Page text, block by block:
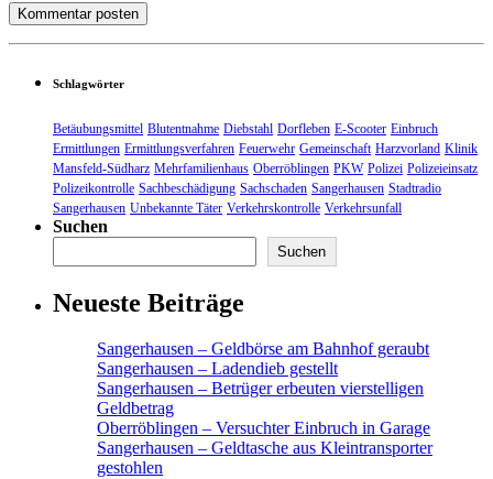
Schlagwörter
Betäubungsmittel Blutentnahme Diebstahl Dorfleben E-Scooter Einbruch
Ermittlungen Ermittlungsverfahren Feuerwehr Gemeinschaft Harzvorland Klinik
Mansfeld-Südharz Mehrfamilienhaus Oberröblingen PKW Polizei Polizeieinsatz
Polizeikontrolle Sachbeschädigung Sachschaden Sangerhausen Stadtradio
Sangerhausen Unbekannte Täter Verkehrskontrolle Verkehrsunfall
Suchen
Suchen
Neueste Beiträge
Sangerhausen – Geldbörse am Bahnhof geraubt
Sangerhausen – Ladendieb gestellt
Sangerhausen – Betrüger erbeuten vierstelligen
Geldbetrag
Oberröblingen – Versuchter Einbruch in Garage
Sangerhausen – Geldtasche aus Kleintransporter
gestohlen